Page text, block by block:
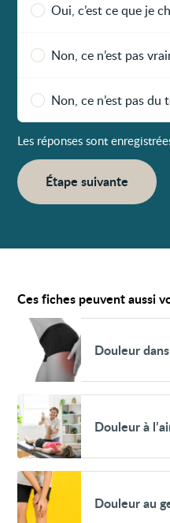
Oui, c’est ce que je
Non, ce n’est pas
Non, ce n’est pas
Les réponses sont
Étape suivante
Ces fiches peuvent aussi
Voir
Douleur
dans
fesse
hanche
Douleur
Douleur
à
l’aine
Douleur à
Voir
Douleur
au
genou
Douleur au